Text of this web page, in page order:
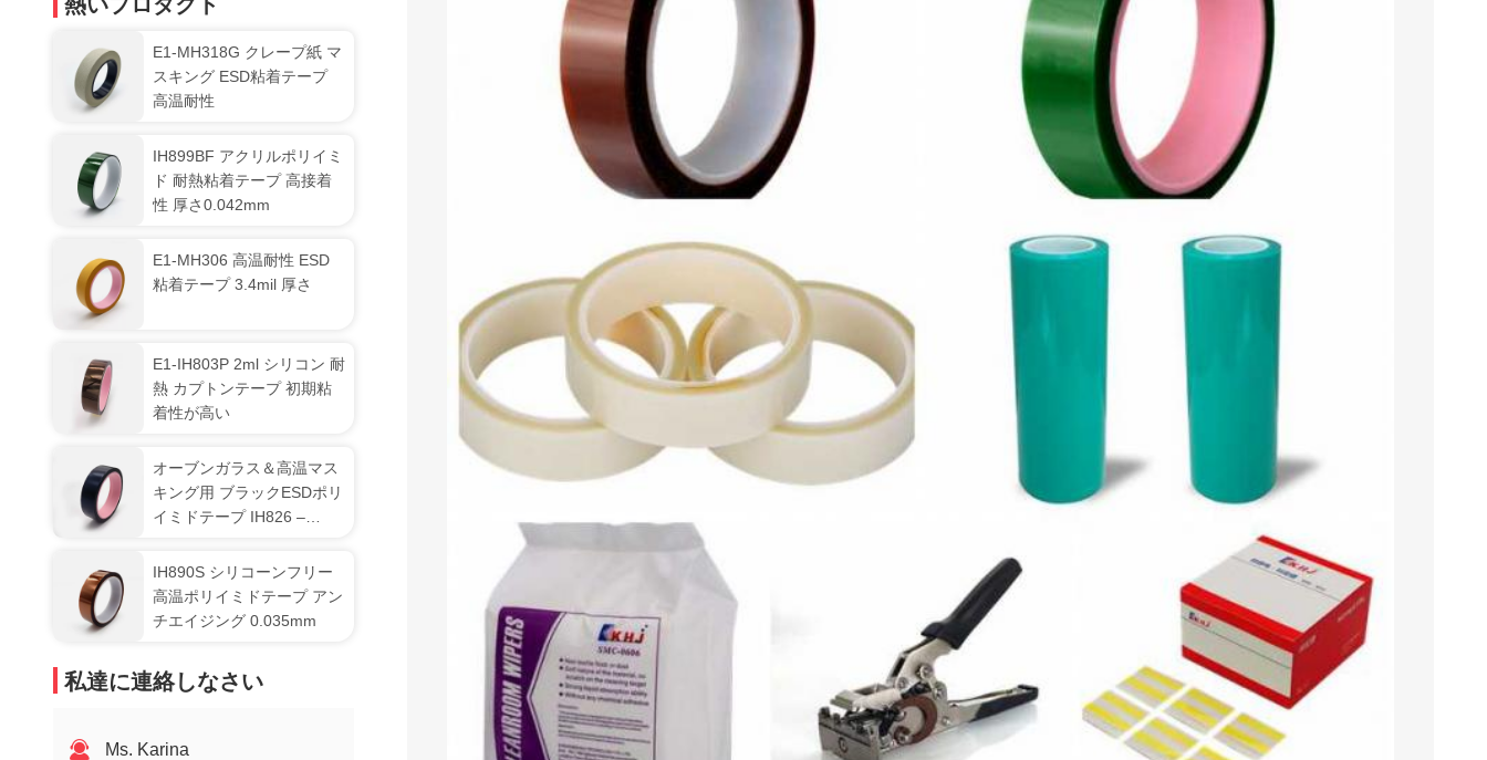
E1-MH318G クレープ紙 マ
スキング ESD粘着テープ
高温耐性
IH899BF アクリルポリイミ
ド 耐熱粘着テープ 高接着
性 厚さ0.042mm
E1-MH306 高温耐性 ESD
粘着テープ 3.4mil 厚さ
E1-IH803P 2ml シリコン 耐
熱 カプトンテープ 初期粘
着性が高い
オーブンガラス＆高温マス
キング用 ブラックESDポリ
イミドテープ IH826 –
IH890S シリコーンフリー
高温ポリイミドテープ アン
チエイジング 0.035mm
私達に連絡しなさい
Ms. Karina